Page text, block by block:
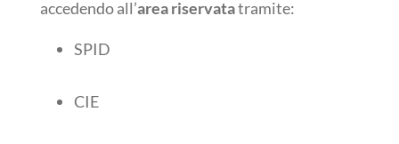
accedendo all’area riservatatramite:
SPID
CIE